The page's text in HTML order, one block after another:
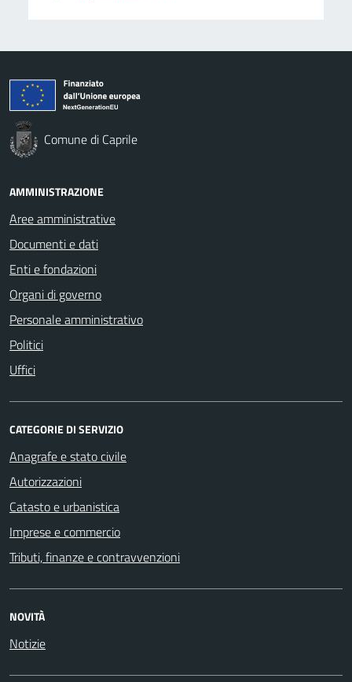
Comune di Caprile
AMMINISTRAZIONE
Aree amministrative
Documenti e dati
Enti e fondazioni
Organi di governo
Personale amministrativo
Politici
Uffici
CATEGORIE DI SERVIZIO
Anagrafe e stato civile
Autorizzazioni
Catasto e urbanistica
Imprese e commercio
Tributi, finanze e contravvenzioni
NOVITÀ
Notizie